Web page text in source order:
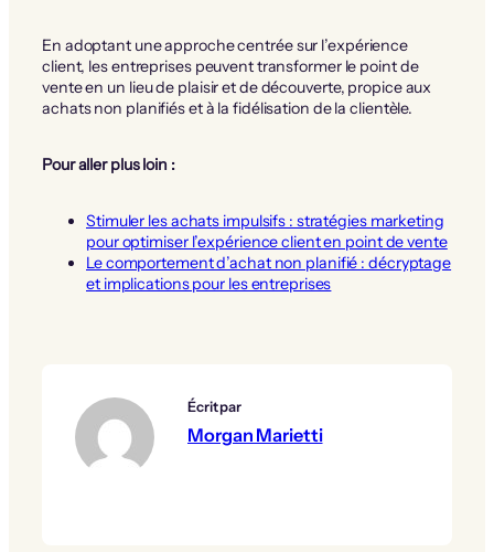
En adoptant une approche centrée sur l’expérience
client, les entreprises peuvent transformer le point de
vente en un lieu de plaisir et de découverte, propice aux
achats non planifiés et à la fidélisation de la clientèle.
Pour aller plus loin :
Stimuler les achats impulsifs : stratégies marketing
pour optimiser l’expérience client en point de vente
Le comportement d’achat non planifié : décryptage
et implications pour les entreprises
Écrit par
Morgan Marietti